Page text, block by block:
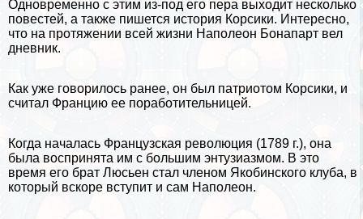
Одновременно с этим из-под его пера выходит несколько
повестей, а также пишется история Корсики. Интересно,
что на протяжении всей жизни Наполеон Бонапарт вел
дневник.
Как уже говорилось ранее, он был патриотом Корсики, и
считал Францию ее поработительницей.
Когда началась Французская революция (1789 г.), она
была воспринята им с большим энтузиазмом. В это
время его брат Люсьен стал члeном Якобинского клуба, в
который вскоре вступит и сам Наполеон.